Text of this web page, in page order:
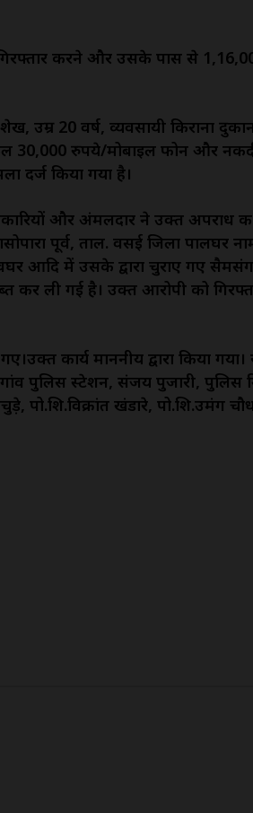
करने और उसके पास से
उम्र 20 वर्ष, व्यवसायी किराना
30,000 रुपये/मोबाइल फोन और
दर्ज किया गया है।
और अंमलदार ने उक्त अपराध
पूर्व, ताल. वसई जिला पालघर
आदि में उसके द्वारा चुराए गए
ली गई है। उक्त आरोपी को
कार्य माननीय द्वारा किया
पुलिस स्टेशन, संजय पुजारी,
खंडारे, पो.शि.उमंग